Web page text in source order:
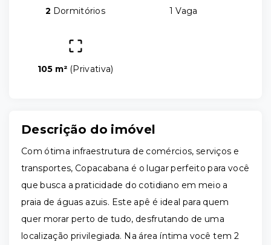
2 Dormitórios 1 Vaga
105 m² (Privativa)
Descrição do imóvel
Com ótima infraestrutura de comércios, serviços e
transportes, Copacabana é o lugar perfeito para você
que busca a praticidade do cotidiano em meio a
praia de águas azuis. Este apê é ideal para quem
quer morar perto de tudo, desfrutando de uma
localização privilegiada. Na área íntima você tem 2